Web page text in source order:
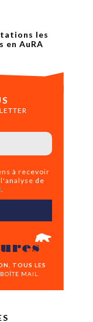
les
en AuRA
à recevoir
de
TOUS LES
MAIL.